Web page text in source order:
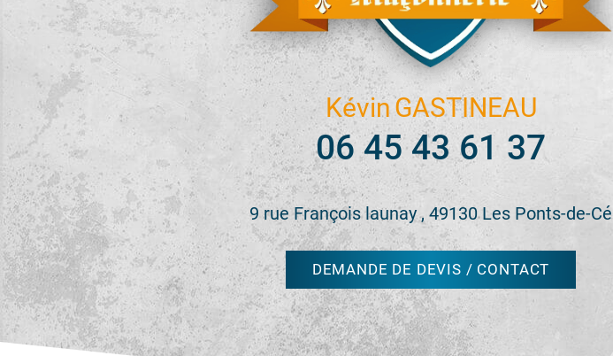
KévinGASTINEAU
06 45 43 61 37
9 rue François launay , 49130 Les Ponts-de-Cé
DEMANDE DE DEVIS / CONTACT